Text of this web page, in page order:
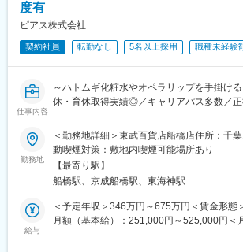
千葉工場には約150名ほどの従業員の方（派
いらっしゃいます。
お2方とも15年ほど在籍されており、穏やか
■当社の魅力：
・ブランド力：創業1871年／1928年に株式
長い歴史と信頼
・“のどケア専門”の磨き抜かれた技術力：粉
・社会貢献性◎：「おくすり飲めたね」「
は社会課題（高齢者・子ども）の解決にも
度有
ピアス株式会社
契約社員 転勤なし 5名以上採用 職種未経験
仕事内容
～ハトムギ化粧水やオペラリップを手掛け
休・育休取得実績◎／キャリアパス多数／
■仕事内容：
眉のスペシャリストとして、お客様への眉
バイスを行うお仕事です。
◎ここがポイント！
・指名制度・個人ノルマ無し、集客は会社
勤務地
＜勤務地詳細＞東武百貨店船橋店住所：千
動喫煙対策：敷地内喫煙可能場所あり
【最寄り駅】
船橋駅、京成船橋駅、東海神駅
給与
＜予定年収＞346万円～675万円＜賃金形態
月額（基本給）：251,000円～525,000円＜